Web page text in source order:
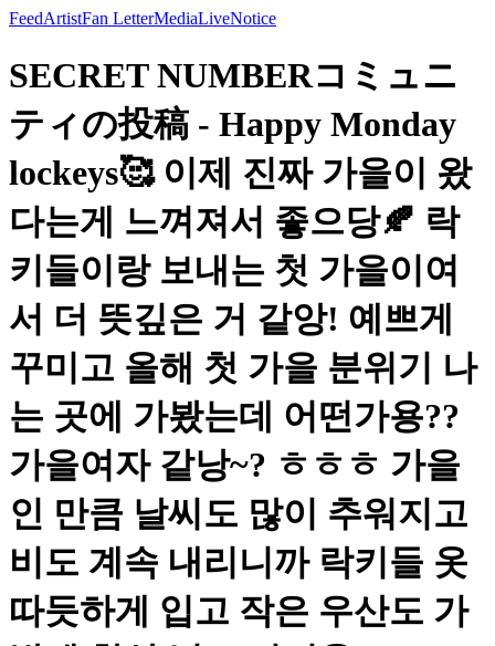
FeedArtistFan LetterMediaLiveNotice
SECRET NUMBERコミュニ
ティの投稿 - Happy Monday
lockeys🥰 이제 진짜 가을이 왔
다는게 느껴져서 좋으당🍂 락
키들이랑 보내는 첫 가을이여
서 더 뜻깊은 거 같앙! 예쁘게
꾸미고 올해 첫 가을 분위기 나
는 곳에 가봤는데 어떤가용??
가을여자 같낭~? ㅎㅎㅎ 가을
인 만큼 날씨도 많이 추워지고
비도 계속 내리니까 락키들 옷
따듯하게 입고 작은 우산도 가